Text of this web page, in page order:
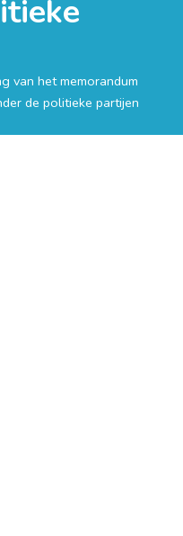
van het memorandum
de politieke partijen